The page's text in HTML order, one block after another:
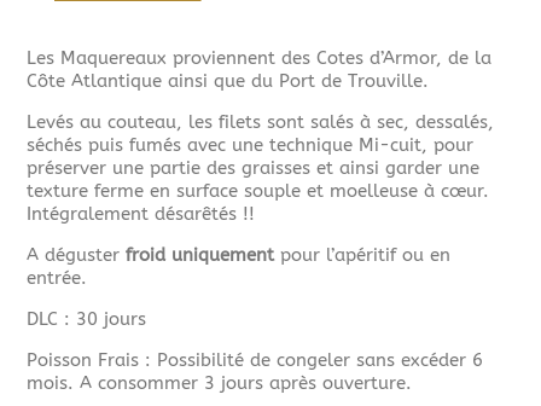
Les Maquereaux proviennent des Cotes d’Armor, de la
Côte Atlantique ainsi que du Port de Trouville.
Levés au couteau, les filets sont salés à sec, dessalés,
séchés puis fumés avec une technique Mi-cuit, pour
préserver une partie des graisses et ainsi garder une
texture ferme en surface souple et moelleuse à cœur.
Intégralement désarêtés !!
A dégusterfroid uniquementpour l’apéritif ou en
entrée.
DLC : 30 jours
Poisson Frais : Possibilité de congeler sans excéder 6
mois. A consommer 3 jours après ouverture.